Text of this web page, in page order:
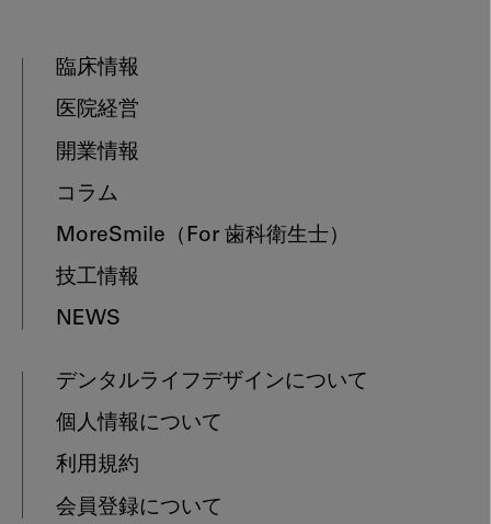
臨床情報
医院経営
開業情報
コラム
MoreSmile （For 歯科衛生士）
技工情報
NEWS
デンタルライフデザインについて
個人情報について
利用規約
会員登録について